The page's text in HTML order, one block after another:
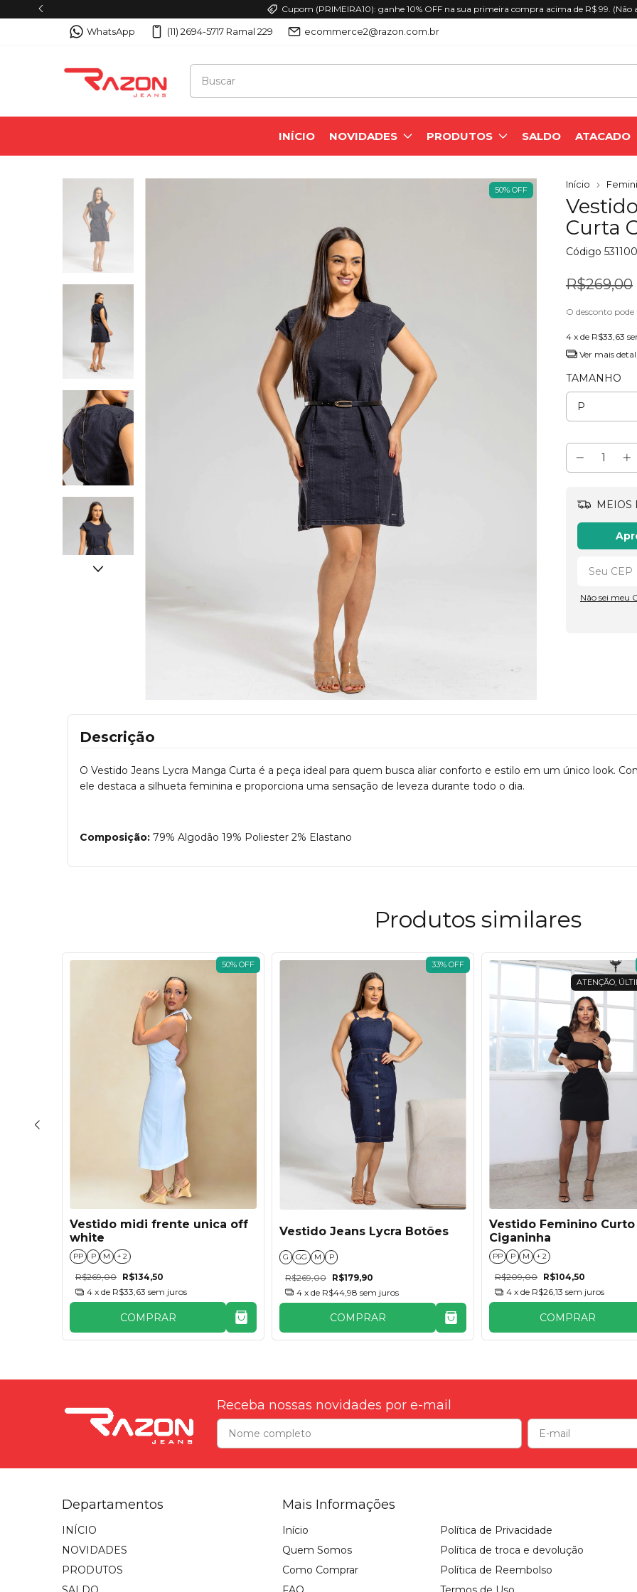
Cupom (PRIMEIRA10): ganhe 10% OFF na sua primeira compra acima de R$ 99.
WhatsApp (11) 2694-5717 Ramal 229 ecommerce2@razon.com.br
INÍCIO NOVIDADES PRODUTOS SALDO ATACADO
50% OFF Início
Curta
Código
R$269,00
O desconto
4 x de R$33,63
Ver mais
TAMANHO
MEIOS
Não sei meu
Descrição
O Vestido Jeans Lycra Manga Curta é a peça ideal para quem busca aliar conforto e estilo em um único look.
ele destaca a silhueta feminina e proporciona uma sensação de leveza durante todo o dia.
Composição: 79% Algodão 19% Poliester 2% Elastano
Produtos similares
50% OFF
Vestido midi frente unica off
white
PP P M + 2
R$269,00 R$134,50
4 x de R$33,63 sem juros
COMPRAR
33% OFF
Vestido Jeans Lycra Botões
G GG M P
R$269,00 R$179,90
4 x de R$44,98 sem juros
COMPRAR
ATENÇÃO,
Vestido Feminino Curto
Ciganinha
PP P M + 2
R$209,00 R$104,50
4 x de R$26,13 sem juros
COMPRAR
Receba nossas novidades por e-mail
Departamentos
INÍCIO
NOVIDADES
PRODUTOS
Mais Informações
Início
Quem Somos
Como Comprar
Política de Privacidade
Política de troca e devolução
Política de Reembolso